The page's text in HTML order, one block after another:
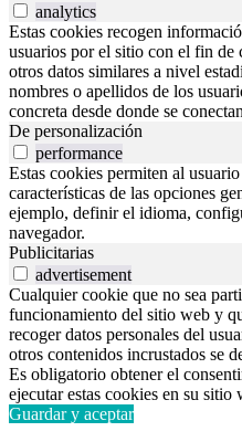
analytics
Estas cookies recogen
usuarios por el sitio con el fin de
otros datos similares a nivel
nombres o apellidos de los
concreta desde donde se
De personalización
performance
Estas cookies permiten al
características de las opciones
ejemplo, definir el idioma,
navegador.
Publicitarias
advertisement
Cualquier cookie que no sea
funcionamiento del sitio web y
recoger datos personales del
otros contenidos incrustados se
Es obligatorio obtener el
ejecutar estas cookies en su sitio
Guardar y aceptar